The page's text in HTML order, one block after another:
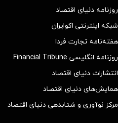
روزنامه دنیای اقتصاد
شبکه اینترنتی اکوایران
هفته‌نامه تجارت فردا
روزنامه انگلیسی Financial Tribune
انتشارات دنیای اقتصاد
همایش‌های دنیای اقتصاد
مرکز نوآوری و شتابدهی دنیای اقتصاد